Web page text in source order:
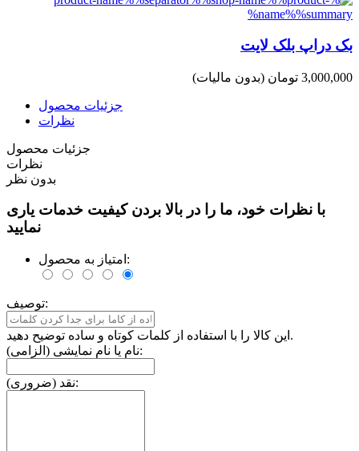
بک دراپ بلک لایت
3,000,000 تومان (بدون مالیات)
جزئیات محصول
نظرات
جزئیات محصول
نظرات
بدون نظر
با نظرات خود، ما را در بالا بردن کیفیت خدمات یاری
نمایید
امتیاز به محصول:
توصیف:
این کالا را با استفاده از کلمات کوتاه و ساده توضیح دهید.
نام یا نام نمایشی (الزامی):
نقد (ضروری):